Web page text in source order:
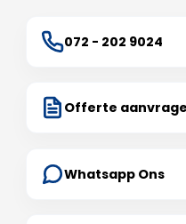
072 - 202 9024
Offerte
Whatsapp Ons